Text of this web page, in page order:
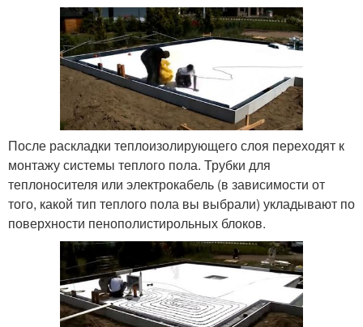
После раскладки теплоизолирующего слоя переходят к
монтажу системы теплого пола. Трубки для
теплоносителя или электрокабель (в зависимости от
того, какой тип теплого пола вы выбрали) укладывают по
поверхности пенополистирольных блоков.